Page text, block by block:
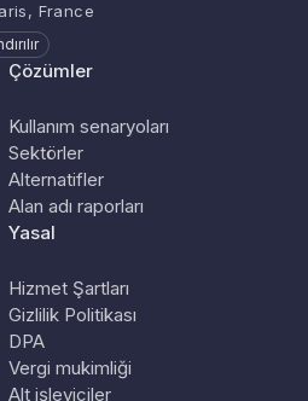
France
Çözümler
Kullanım senaryoları
Sektörler
Alternatifler
Alan adı raporları
Yasal
Hizmet Şartları
Gizlilik Politikası
DPA
Vergi mukimliği
Alt işleyiciler